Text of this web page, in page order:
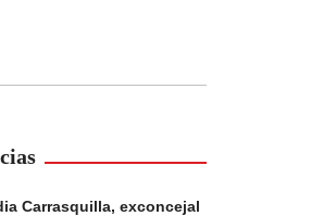
Carrasquilla, exconcejal